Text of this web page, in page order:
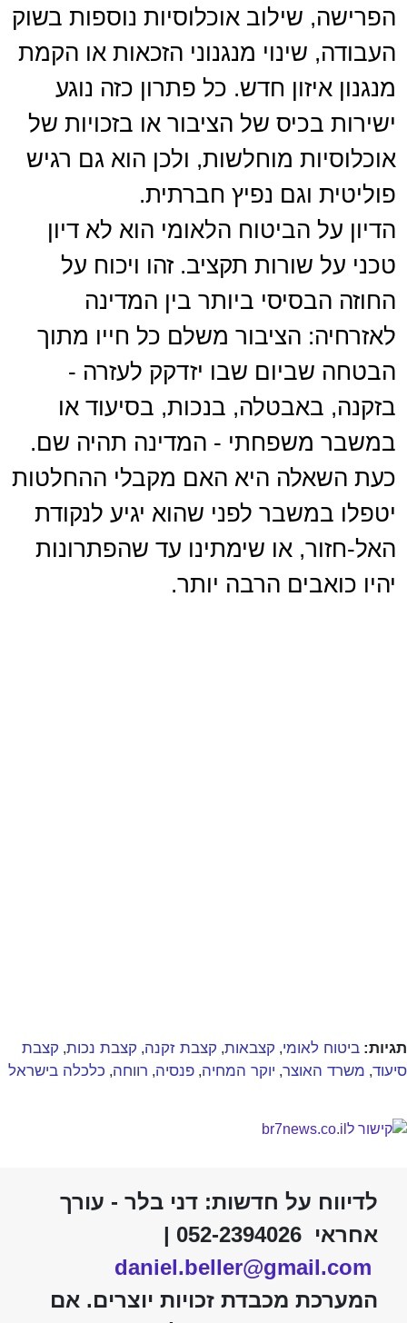
הפרישה, שילוב אוכלוסיות נוספות בשוק
העבודה, שינוי מנגנוני הזכאות או הקמת
מנגנון איזון חדש. כל פתרון כזה נוגע
ישירות בכיס של הציבור או בזכויות של
אוכלוסיות מוחלשות, ולכן הוא גם רגיש
פוליטית וגם נפיץ חברתית.
הדיון על הביטוח הלאומי הוא לא דיון
טכני על שורות תקציב. זהו ויכוח על
החוזה הבסיסי ביותר בין המדינה
לאזרחיה: הציבור משלם כל חייו מתוך
הבטחה שביום שבו יזדקק לעזרה -
בזקנה, באבטלה, בנכות, בסיעוד או
במשבר משפחתי - המדינה תהיה שם.
כעת השאלה היא האם מקבלי ההחלטות
יטפלו במשבר לפני שהוא יגיע לנקודת
האל-חזור, או שימתינו עד שהפתרונות
יהיו כואבים הרבה יותר.
תגיות: ביטוח לאומי, קצבאות, קצבת זקנה, קצבת נכות, קצבת
סיעוד, משרד האוצר, יוקר המחיה, פנסיה, רווחה, כלכלה בישראל
לדיווח על חדשות: דני בלר - עורך
אחראי 052-2394026 |
daniel.beller@gmail.com
המערכת מכבדת זכויות יוצרים. אם